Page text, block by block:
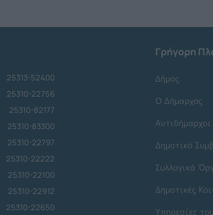
25313-52400
25310-22756
25310-82177
25310-83300
25310-22797
25310-22222
25310-22100
25310-22912
25310-22650
Γρήγορη
Δήμος
Ο Δήμαρχος
Αντιδήμαρχοι
Δημοτικό
Συλλογικά
Δημοτικές
Υπηρεσίες